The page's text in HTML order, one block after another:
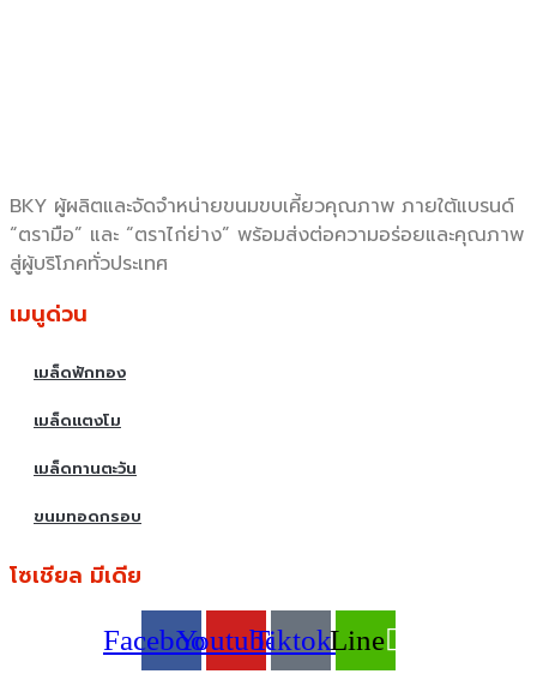
BKY ผู้ผลิตและจัดจำหน่ายขนมขบเคี้ยวคุณภาพ ภายใต้แบรนด์
“ตรามือ” และ “ตราไก่ย่าง” พร้อมส่งต่อความอร่อยและคุณภาพ
สู่ผู้บริโภคทั่วประเทศ
เมนูด่วน
เมล็ดฟักทอง
เมล็ดแตงโม
เมล็ดทานตะวัน
ขนมทอดกรอบ
โซเชียล มีเดีย
FacebookYoutubeTiktokLine